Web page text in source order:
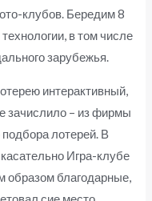
клубов. Бередим 8
в том числе
зарубежья.
интерактивный,
зачислило – из фирмы
лотерей. В
Игра-клубе
образом благодарные,